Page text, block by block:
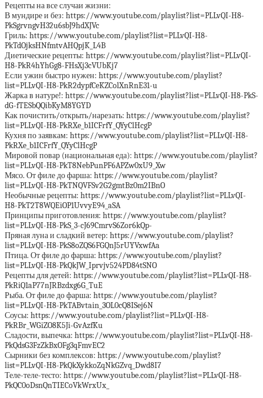
Рецепты на все случаи жизни:
В мундире и без: https://www.youtube.com/playlist?list=PLLvQI-H8-
PkSgrvngvH32u6sbJ9hdXJVc
Гриль: https://www.youtube.com/playlist?list=PLLvQI-H8-
PkTdOjksHNfmtvAHQpjK_L4B
Диетические рецепты: https://www.youtube.com/playlist?list=PLLvQI-
H8-PkR4hYhGg8-FHsXj3cVUbKj7
Если ужин быстро нужен: https://www.youtube.com/playlist?
list=PLLvQI-H8-PkR2dypfCeKZColXnRnE31-u
Жарка в натуре!: https://www.youtube.com/playlist?list=PLLvQI-H8-PkS-
dG-fTESbQQibKyM8YGYD
Как почистить/открыть/нарезать: https://www.youtube.com/playlist?
list=PLLvQI-H8-PkRXe_b1ICFrfY_QYyClHcgP
Кухня по заявкам: https://www.youtube.com/playlist?list=PLLvQI-H8-
PkRXe_b1ICFrfY_QYyClHcgP
Мировой повар (национальная еда): https://www.youtube.com/playlist?
list=PLLvQI-H8-PkT8NebPunPF6APZw0xU9_Xw
Мясо. От филе до фарша: https://www.youtube.com/playlist?
list=PLLvQI-H8-PkTNQVFSv2G2gmtBz0m2IBnO
Необычные рецепты: https://www.youtube.com/playlist?list=PLLvQI-
H8-PkT2T8WQEiOP1UvvyE94_aSA
Принципы приготовления: https://www.youtube.com/playlist?
list=PLLvQI-H8-PkS_3-cJ69CmrvS6Zor6kQp-
Пряная луна и сладкий ветер: https://www.youtube.com/playlist?
list=PLLvQI-H8-PkS8oZQS6FGQnJ5rUYVxwfAa
Птица. От филе до фарша: https://www.youtube.com/playlist?
list=PLLvQI-H8-PkQkJW_Iprvjv524PD84tSNO
Рецепты для детей: https://www.youtube.com/playlist?list=PLLvQI-H8-
PkRiQ1aP77nJRBzdxg6G_TuE
Рыба. От филе до фарша: https://www.youtube.com/playlist?
list=PLLvQI-H8-PkTABvtain_3OL0cQ8ISej6N
Соусы: https://www.youtube.com/playlist?list=PLLvQI-H8-
PkRBr_WGiZO8K5Ji-GvAzfKu
Сладости, выпечка: https://www.youtube.com/playlist?list=PLLvQI-H8-
PkQdsG3FzZkBxOFg3qFmvEC2
Сырники без комплексов: https://www.youtube.com/playlist?
list=PLLvQI-H8-PkQkXykkoZqNkGZvq_Dwd8I7
Теле-теле-тесто: https://www.youtube.com/playlist?list=PLLvQI-H8-
PkQC0oDsnQnTIECoVkWrxUx_